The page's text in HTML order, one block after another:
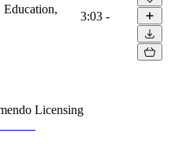
3:03 -
Licensing